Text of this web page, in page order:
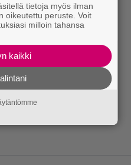
tietoja myös ilman
oikeutettu peruste. Voit
milloin tahansa
kaikki